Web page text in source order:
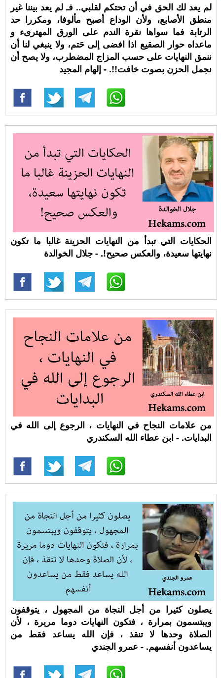
لم يعد لك الحق في أن تحتكم لقلبي.. فـ لم يعد بيننا غير
منطق الأصابع، ولأن الوداع أصبح مألوفا، ومكررا حد
الرتابة فما سواها نقرة الندم على الورق المهترىء و
ماعداه حوار الصقيع اذا افضى إلى حَتم، ولا ينبغي لنا أن
ننمق النهايات على حسب المزاج المضطرب، ولا يصح أن
نجمل الحزن بصوت خافت!!. - إلهام المجيد
الحكايات التي تبدأ من النهايات الحزينة غالبا ما تكون
نهايتها سعيدة، والعكس صحيح!. - جلال الخوالدة
من علامات النجاح في النهايات ، الرجوع إلى الله في
البدايات. - ابن عطاء الله السكندري
يصلون كثيرا من أجل النجاة من المجهول ، يتوقفون
ويبتسمون بمرارة ، فتكون النهايات دوما مريرة ، لأن
الصلاة وحدها لا تنقذ ، فإن الله يساعد فقط من
يساعدون أنفسهم. - عمرو الجندي